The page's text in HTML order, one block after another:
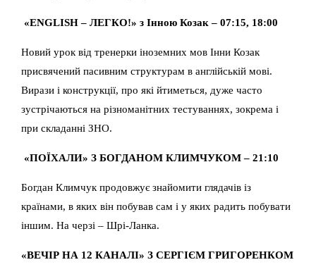
«ENGLISH – ЛЕГКО!» з Інною Козак – 07:15, 18:00
Новий урок від тренерки іноземних мов Інни Козак
присвячений пасивним структурам в англійській мові.
Вирази і конструкції, про які йтиметься, дуже часто
зустрічаються на різноманітних тестуваннях, зокрема і
при складанні ЗНО.
«ПОЇХАЛИ» З БОГДАНОМ КЛИМЧУКОМ – 21:10
Богдан Климчук продовжує знайомити глядачів із
країнами, в яких він побував сам і у яких радить побувати
іншим. На черзі – Шрі-Ланка.
«ВЕЧІР НА 12 КАНАЛІ» З СЕРГІЄМ ГРИГОРЕНКОМ